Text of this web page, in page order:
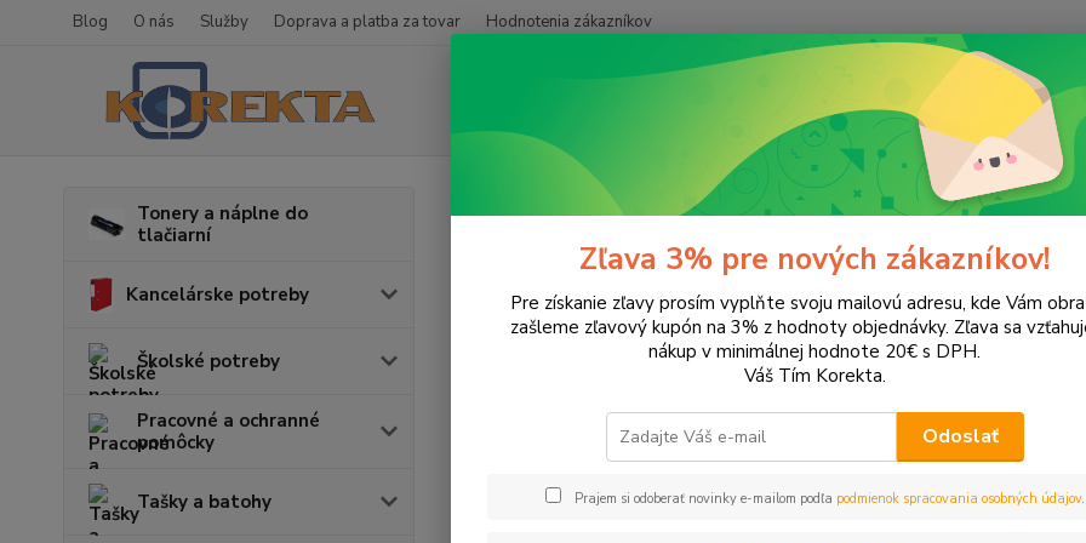
Blog O nás Služby Doprava a platba za tovar Hodnotenia zákazníkov
Tonery a náplne do
tlačiarní
Kancelárske potreby
Školské potreby
Pracovné a ochranné
pomôcky
Tašky a batohy
Tonery a náplne do tlačiarní Canon Pixma MG-5753
Pixma MG-5753
Upresniť parametre
EUR Od
Zľava 3% pre nových zákazníkov!
Pre získanie zľavy prosím vyplňte svoju mailovú adresu, kde Vám
zašleme zľavový kupón na 3% z hodnoty objednávky. Zľava sa
nákup v minimálnej hodnote 20€ s DPH.
Váš Tím Korekta.
Odoslať
Prajem si odoberať novinky e-mailom podľa podmienok spracovania osobných údajov.